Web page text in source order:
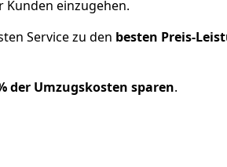
einzugehen.
Service zu den besten Preis-
der Umzugskosten sparen.